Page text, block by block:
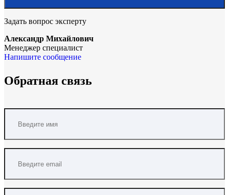
Задать вопрос эксперту
Александр Михайлович
Менеджер специалист
Напишите сообщение
Обратная связь